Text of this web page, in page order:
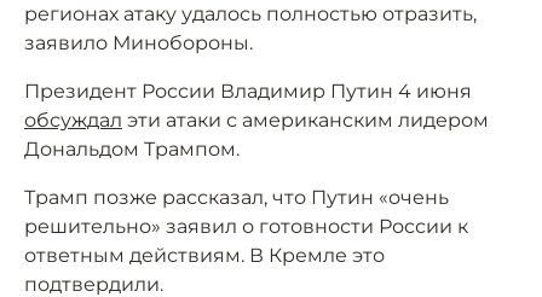
регионах атаку удалось полностью отразить,
заявило Минобороны.
Президент России Владимир Путин 4 июня
обсуждал эти атаки с американским лидером
Дональдом Трампом.
Трамп позже рассказал, что Путин «очень
решительно» заявил о готовности России к
ответным действиям. В Кремле это
подтвердили.